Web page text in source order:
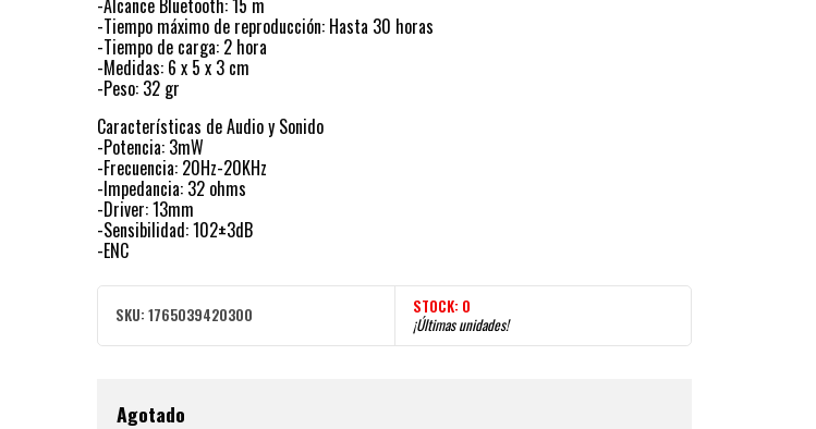
-Alcance Bluetooth: 15 m
-Tiempo máximo de reproducción: Hasta 30 horas
-Tiempo de carga: 2 hora
-Medidas: 6 x 5 x 3 cm
-Peso: 32 gr
Características de Audio y Sonido
-Potencia: 3mW
-Frecuencia: 20Hz-20KHz
-Impedancia: 32 ohms
-Driver: 13mm
-Sensibilidad: 102±3dB
-ENC
SKU: 1765039420300 STOCK: 0
¡Últimas unidades!
Agotado